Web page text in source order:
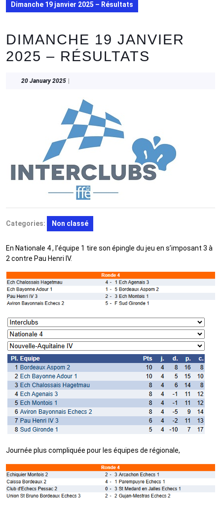
Dimanche 19 janvier 2025 – Résultats
DIMANCHE 19 JANVIER
2025 – RÉSULTATS
20 January 202520
Categories: Non classé
En Nationale 4 , l’équipe 1 tire son épingle du jeu en s’imposant 3 à
2 contre Pau Henri IV.
Journée plus compliquée pour les équipes de régionale,